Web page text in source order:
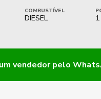
COMBUSTÍVEL
DIESEL 1
vendedorpelo